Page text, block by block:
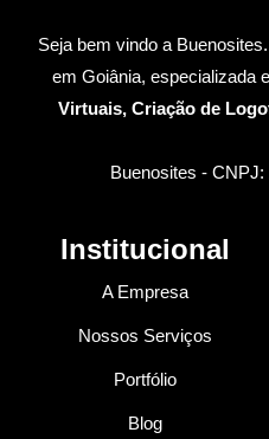
Seja bem vindo a
em Goiânia, especializada
Virtuais, Criação de
Buenosites - CNPJ:
Institucional
A Empresa
Nossos Serviços
Portfólio
Blog